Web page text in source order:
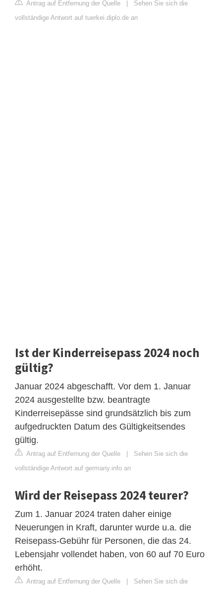
Antrag auf Entfernung der Quelle | Sehen Sie sich die
vollständige Antwort auf tuerkei.diplo.de an
Ist der Kinderreisepass 2024 noch
gültig?
Januar 2024 abgeschafft. Vor dem 1. Januar
2024 ausgestellte bzw. beantragte
Kinderreisepässe sind grundsätzlich bis zum
aufgedruckten Datum des Gültigkeitsendes
gültig.
Antrag auf Entfernung der Quelle | Sehen Sie sich die
vollständige Antwort auf germany.info an
Wird der Reisepass 2024 teurer?
Zum 1. Januar 2024 traten daher einige
Neuerungen in Kraft, darunter wurde u.a. die
Reisepass-Gebühr für Personen, die das 24.
Lebensjahr vollendet haben, von 60 auf 70 Euro
erhöht.
Antrag auf Entfernung der Quelle | Sehen Sie sich die